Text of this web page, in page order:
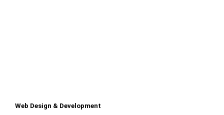
Web Design & Development